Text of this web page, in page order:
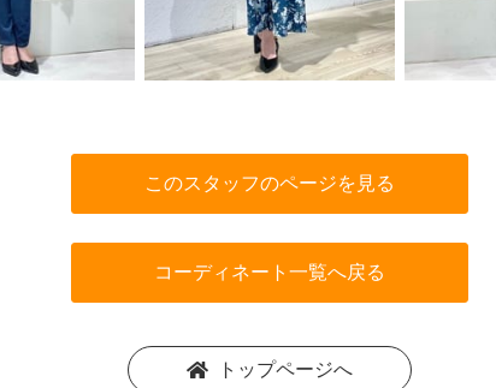
このスタッフのページを見る
コーディネート一覧へ戻る
トップページへ